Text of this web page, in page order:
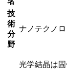
技
術
分
野
ナノテクノ
光学結晶は